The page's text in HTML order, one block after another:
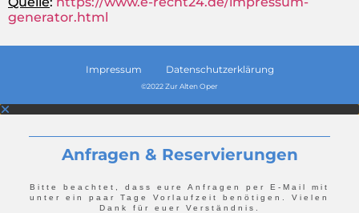
generator.html
Impressum Datenschutzerklärung
©2022 Zur Alten Oper
Anfragen & Reservierungen
Bitte beachtet, dass eure Anfragen per E-Mail mit
unter ein paar Tage Vorlaufzeit benötigen. Vielen
Dank für euer Verständnis.